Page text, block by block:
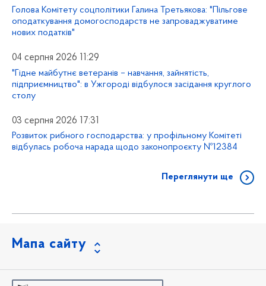
Голова Комітету соцполітики Галина Третьякова: "Пільгове
оподаткування домогосподарств не запроваджуватиме
нових податків"
04 серпня 2026 11:29
"Гідне майбутнє ветеранів – навчання, зайнятість,
підприємництво": в Ужгороді відбулося засідання круглого
столу
03 серпня 2026 17:31
Розвиток рибного господарства: у профільному Комітеті
відбулась робоча нарада щодо законопроєкту №12384
Переглянути ще
Мапа сайту